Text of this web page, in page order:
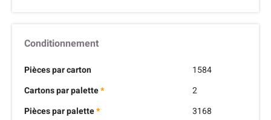
Conditionnement
Pièces par carton
1584
Cartons par palette*
2
Pièces par palette* 3168